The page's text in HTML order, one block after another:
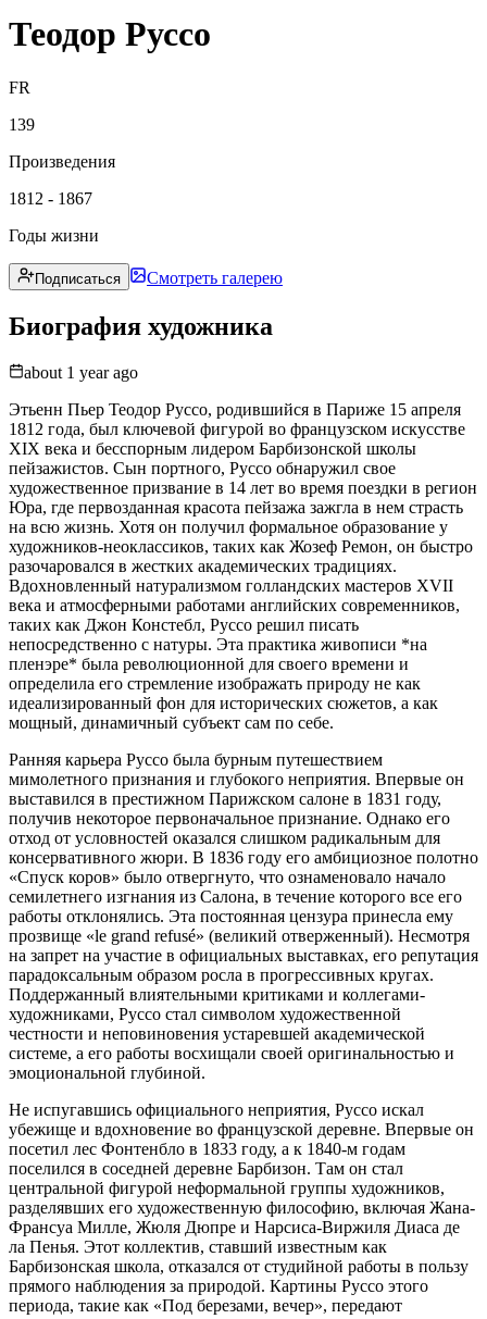
Теодор Руссо
FR
139
Произведения
1812 - 1867
Годы жизни
Подписаться Смотреть галерею
Биография художника
about 1 year ago
Этьенн Пьер Теодор Руссо, родившийся в Париже 15 апреля
1812 года, был ключевой фигурой во французском искусстве
XIX века и бесспорным лидером Барбизонской школы
пейзажистов. Сын портного, Руссо обнаружил свое
художественное призвание в 14 лет во время поездки в регион
Юра, где первозданная красота пейзажа зажгла в нем страсть
на всю жизнь. Хотя он получил формальное образование у
художников-неоклассиков, таких как Жозеф Ремон, он быстро
разочаровался в жестких академических традициях.
Вдохновленный натурализмом голландских мастеров XVII
века и атмосферными работами английских современников,
таких как Джон Констебл, Руссо решил писать
непосредственно с натуры. Эта практика живописи *на
пленэре* была революционной для своего времени и
определила его стремление изображать природу не как
идеализированный фон для исторических сюжетов, а как
мощный, динамичный субъект сам по себе.
Ранняя карьера Руссо была бурным путешествием
мимолетного признания и глубокого неприятия. Впервые он
выставился в престижном Парижском салоне в 1831 году,
получив некоторое первоначальное признание. Однако его
отход от условностей оказался слишком радикальным для
консервативного жюри. В 1836 году его амбициозное полотно
«Спуск коров» было отвергнуто, что ознаменовало начало
семилетнего изгнания из Салона, в течение которого все его
работы отклонялись. Эта постоянная цензура принесла ему
прозвище «le grand refusé» (великий отверженный). Несмотря
на запрет на участие в официальных выставках, его репутация
парадоксальным образом росла в прогрессивных кругах.
Поддержанный влиятельными критиками и коллегами-
художниками, Руссо стал символом художественной
честности и неповиновения устаревшей академической
системе, а его работы восхищали своей оригинальностью и
эмоциональной глубиной.
Не испугавшись официального неприятия, Руссо искал
убежище и вдохновение во французской деревне. Впервые он
посетил лес Фонтенбло в 1833 году, а к 1840-м годам
поселился в соседней деревне Барбизон. Там он стал
центральной фигурой неформальной группы художников,
разделявших его художественную философию, включая Жана-
Франсуа Милле, Жюля Дюпре и Нарсиса-Виржиля Диаса де
ла Пенья. Этот коллектив, ставший известным как
Барбизонская школа, отказался от студийной работы в пользу
прямого наблюдения за природой. Картины Руссо этого
периода, такие как «Под березами, вечер», передают